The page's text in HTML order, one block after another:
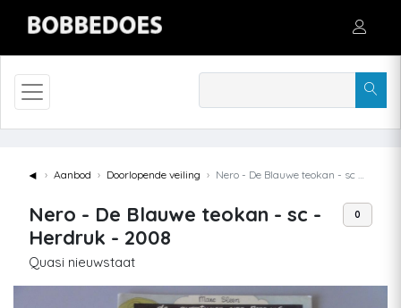
◄ Aanbod Doorlopende veiling Nero - De Blauwe teokan - sc - Herdruk - 2008
Nero - De Blauwe teokan - sc -
Herdruk - 2008
Quasi nieuwstaat
0